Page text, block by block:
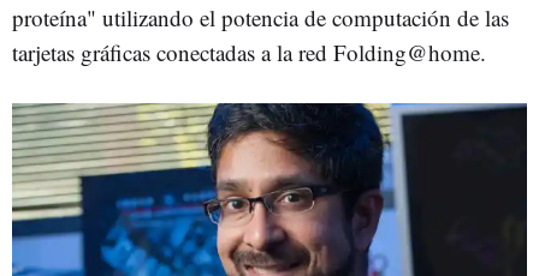
proteína" utilizando el potencia de computación de las
tarjetas gráficas conectadas a la red Folding@home.